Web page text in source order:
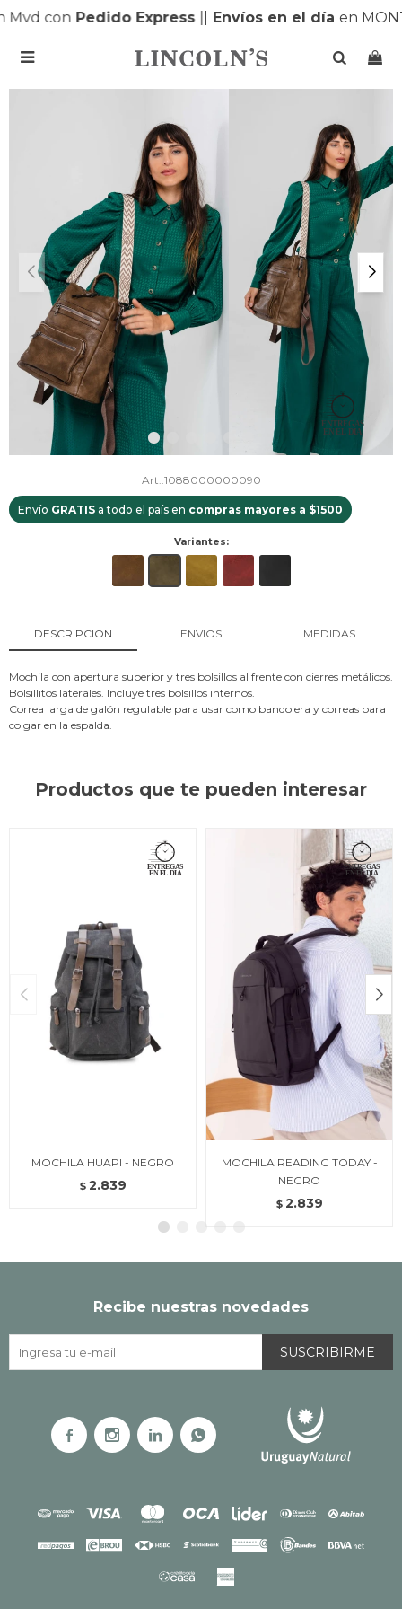
conPedido Express|| Envíos en el díaen

1088000000090
Envío GRATIS a todo el país en compras mayores a $1500
Variantes:
DESCRIPCION ENVIOS MEDIDAS
Mochila con apertura superior y tres bolsillos al frente con cierres metálicos.
Bolsillitos laterales. Incluye tres bolsillos internos.
Correa larga de galón regulable para usar como bandolera y correas para
colgar en la espalda.
Productos que te pueden interesar
MOCHILA HUAPI - NEGRO
$ 2.839
MOCHILA READING TODAY -
NEGRO
$ 2.839
Recibe nuestras novedades
SUSCRIBIRME
   